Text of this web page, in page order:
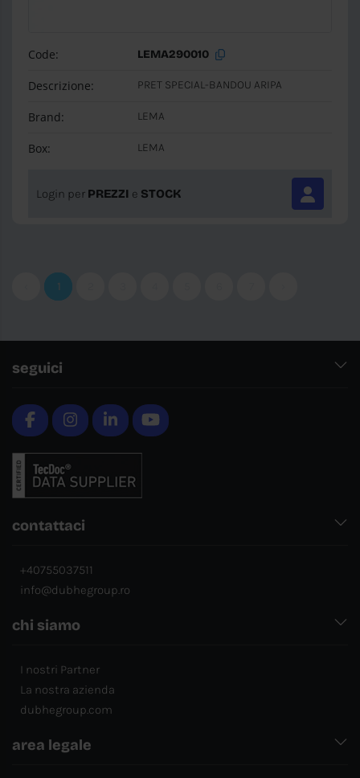
Code: LEMA290010
Descrizione: PRET SPECIAL-BANDOU ARIPA
Brand: LEMA
Box: LEMA
Login per PREZZI e STOCK
1
seguici
contattaci
+40755037511
info@dubhegroup.ro
chi siamo
I nostri Partner
La nostra azienda
dubhegroup.com
area legale